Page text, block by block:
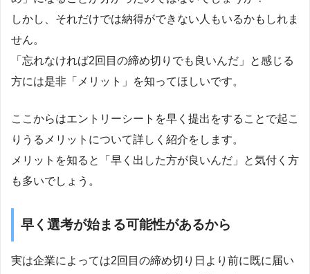
しかし、それだけでは納得ができない人もいるかもしれま
せん。
「忘れなければ2回目の締め切りでも良いんだ」と感じる
方には是非「メリット」を知ってほしいです。
ここからはエントリーシートを早く提出をすることで起こ
りうるメリットについて詳しく紹介をします。
メリットを知ると「早く出した方が良いんだ」と気付く方
も多いでしょう。
早く選考が始まる可能性があるから
実は企業によっては2回目の締め切り日より前に既に届い